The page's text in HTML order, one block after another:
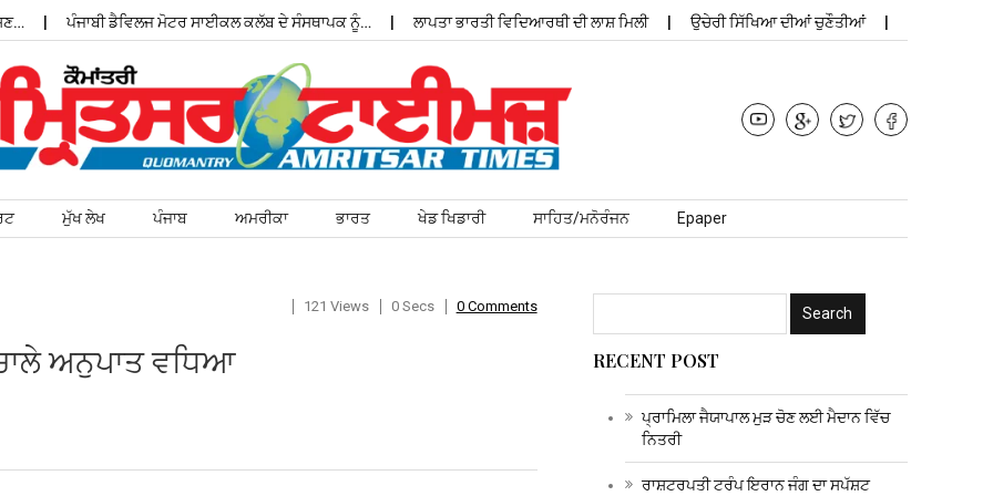
ਪੰਜਾਬੀ ਡੈਵਿਲਜ ਮੋਟਰ ਸਾਈਕਲ ਕਲੱਬ ਦੇ ਸੰਸਥਾਪਕ ਨੂੰ… ਲਾਪਤਾ ਭਾਰਤੀ ਵਿਦਿਆਰਥੀ ਦੀ ਲਾਸ਼ ਮਿਲੀ ਉਚੇਰੀ ਸਿੱਖਿਆ ਦੀਆਂ ਚੁਣੌਤੀਆਂ
ਮੁੱਖ ਲੇਖ ਪੰਜਾਬ ਅਮਰੀਕਾ ਭਾਰਤ ਖੇਡ ਖਿਡਾਰੀ ਸਾਹਿਤ/ਮਨੋਰੰਜਨ Epaper
121 Views 0 Secs 0 Comments
ਅਨੁਪਾਤ ਵਧਿਆ RECENT POST
ਪ੍ਰਾਮਿਲਾ ਜੈਯਾਪਾਲ ਮੁੜ ਚੋਣ ਲਈ ਮੈਦਾਨ ਵਿੱਚ
ਨਿਤਰੀ
ਰਾਸ਼ਟਰਪਤੀ ਟਰੰਪ ਇਰਾਨ ਜੰਗ ਦਾ ਸਪੱਸ਼ਟ